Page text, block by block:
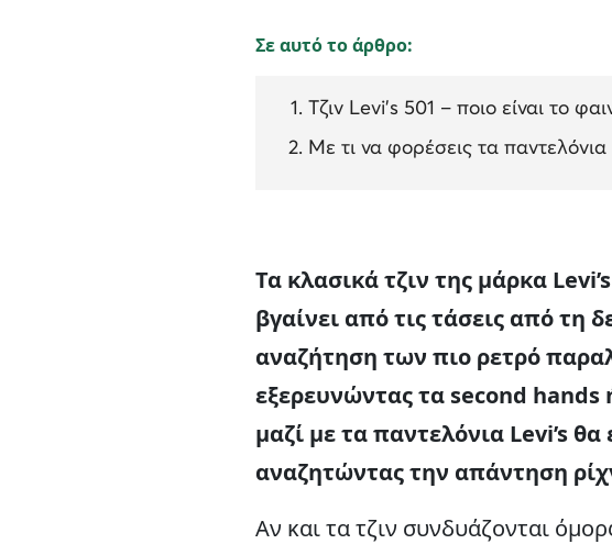
Σε αυτό το άρθρο:
Τζιν Levi’s 501 – ποιο είναι το
Με τι να φορέσεις τα παντελόνια
Τα κλασικά τζιν της μάρκα
βγαίνει από τις τάσεις από τη
αναζήτηση των πιο ρετρό
εξερευνώντας τα second
μαζί με τα παντελόνια Levi’s
αναζητώντας την απάντηση
Αν και τα τζιν συνδυάζονται